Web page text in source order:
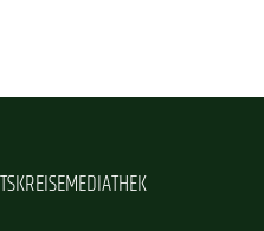
MEDIATHEK